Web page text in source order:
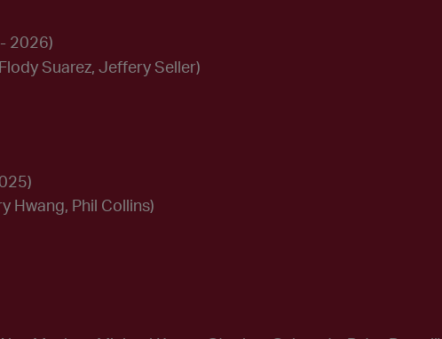
2026)
Suarez, Jeffery Seller)
Hwang, Phil Collins)